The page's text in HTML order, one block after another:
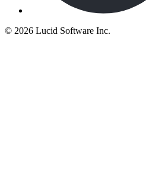
© 2026 Lucid Software Inc.